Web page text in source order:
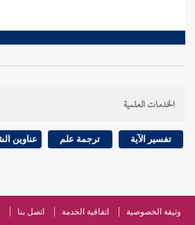
الخدمات العلمية
تفسير الآية ترجمة علم عناوين
وثيقة الخصوصية اتفاقية الخدمة اتصل بنا